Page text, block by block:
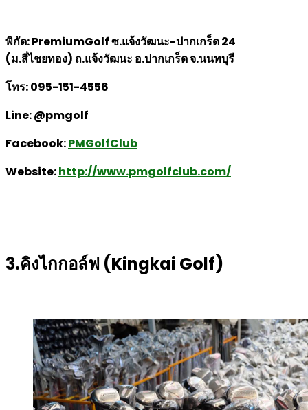
พิกัด: PremiumGolf ซ.แจ้งวัฒนะ-ปากเกร็ด 24
(ม.สี่ไชยทอง) ถ.แจ้งวัฒนะ อ.ปากเกร็ด จ.นนทบุรี
โทร: 095-151-4556
Line: @pmgolf
Facebook:PMGolfClub
Website:http://www.pmgolfclub.com/
3.คิงไกกอล์ฟ (Kingkai Golf)